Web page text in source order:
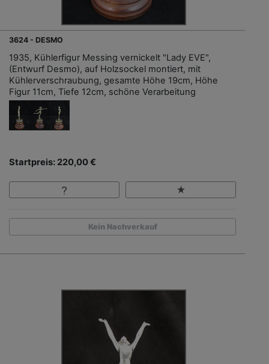
3624 - DESMO
1935, Kühlerfigur Messing vernickelt "Lady EVE",
(Entwurf Desmo), auf Holzsockel montiert, mit
Kühlerverschraubung, gesamte Höhe 19cm, Höhe
Figur 11cm, Tiefe 12cm, schöne Verarbeitung
Startpreis: 220,00 €
Kein Nachverkauf